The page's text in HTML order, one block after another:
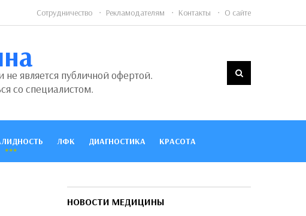
Сотрудничество Рекламодателям Контакты О сайте
является публичной офертой.
со специалистом.
ЛФК ДИАГНОСТИКА КРАСОТА
НОВОСТИ МЕДИЦИНЫ